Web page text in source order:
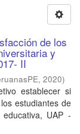
de los
y
II
, 2020)
establecer si
estudiantes de
UAP -